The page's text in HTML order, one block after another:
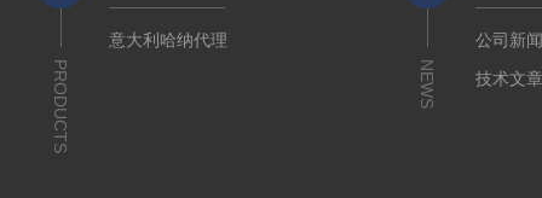
PRODUCTS
意大利哈纳代理
NEWS
公司新
技术文